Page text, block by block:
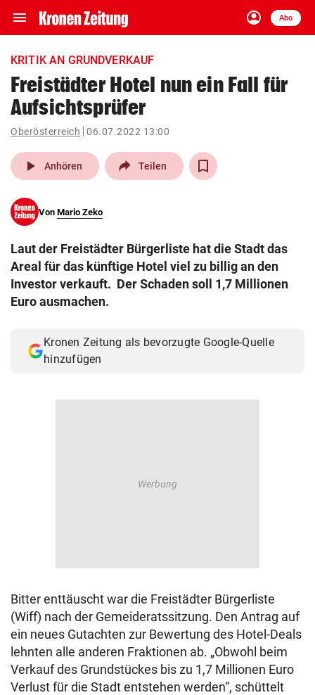
menu Navigation
ein-/ausklappen
account_circle
Anmelden
Abo
close Schließen
account_circle Anmelden
pin_drop
Wien arrow_right
search
eingeben
Muthgasse 2, 1190 Wien
KRITIK AN GRUNDVERKAUF
Freistädter Hotel nun ein Fall für
Aufsichtsprüfer
Oberösterreich 06.07.2022 13:00
play_arrow Anhören Teilen
Von Mario Zeko
Laut der Freistädter Bürgerliste hat die Stadt das
Areal für das künftige Hotel viel zu billig an den
Investor verkauft. Der Schaden soll 1,7 Millionen
Euro ausmachen.
Kronen Zeitung als bevorzugte Google-Quelle
hinzufügen
Bitter enttäuscht war die Freistädter Bürgerliste
(Wiff) nach der Gemeideratssitzung. Den Antrag auf
ein neues Gutachten zur Bewertung des Hotel-Deals
lehnten alle anderen Fraktionen ab. „Obwohl beim
Verkauf des Grundstückes bis zu 1,7 Millionen Euro
Verlust für die Stadt entstehen werden“, schüttelt